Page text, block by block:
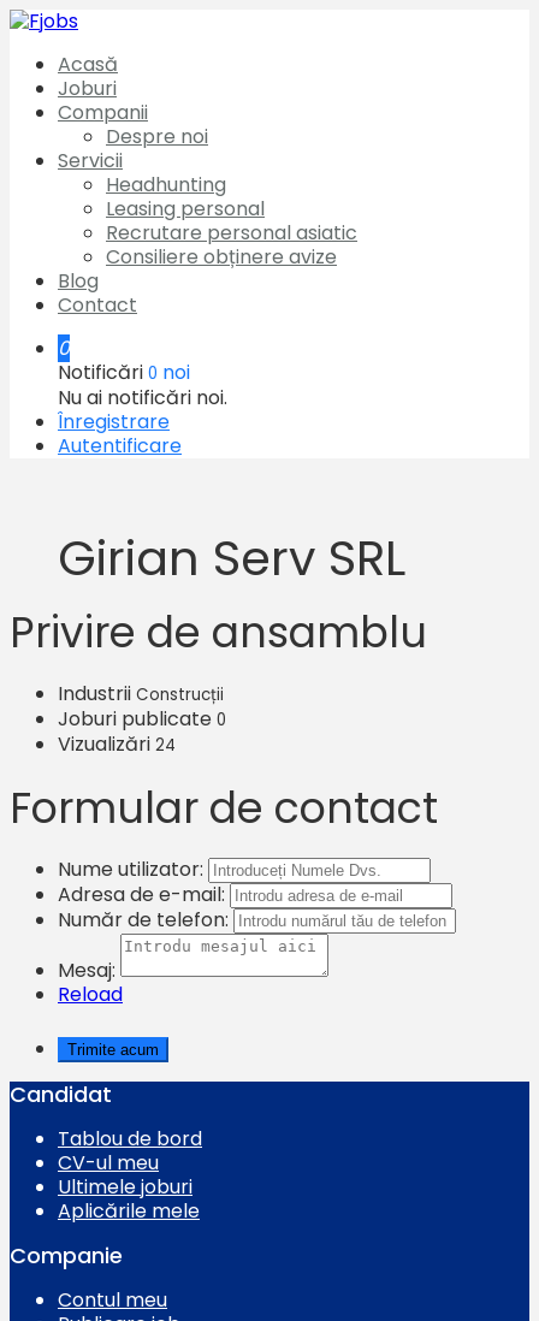
Acasă
Joburi
Companii
Despre noi
Servicii
Headhunting
Leasing personal
Recrutare personal asiatic
Consiliere obținere avize
Blog
Contact
0
Notificări 0 noi
Nu ai notificări noi.
Înregistrare
Autentificare
Girian Serv SRL
Privire de ansamblu
Industrii Construcții
Joburi publicate 0
Vizualizări 24
Formular de contact
Nume utilizator:
Adresa de e-mail:
Număr de telefon:
Mesaj:
Reload
Candidat
Tablou de bord
CV-ul meu
Ultimele joburi
Aplicările mele
Companie
Contul meu